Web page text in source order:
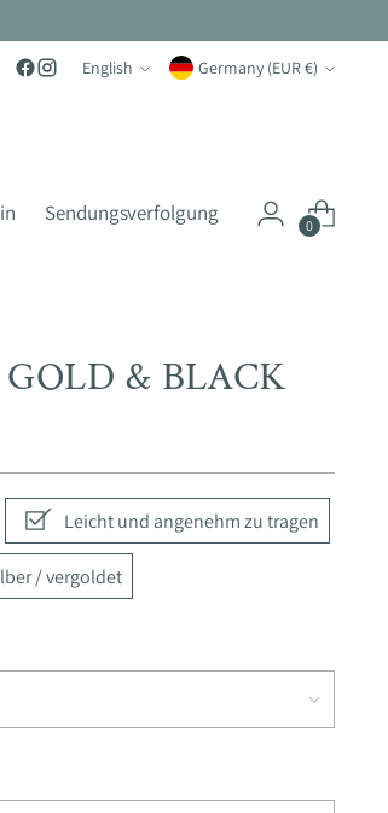
Language
English Currency Germany (EUR €)
Sendungsverfolgung 0
& BLACK
Leicht und angenehm zu tragen
/ vergoldet